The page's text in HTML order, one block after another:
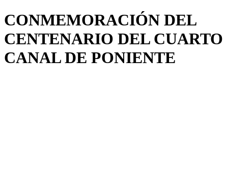
CONMEMORACIÓN DEL
CENTENARIO DEL CUARTO
CANAL DE PONIENTE